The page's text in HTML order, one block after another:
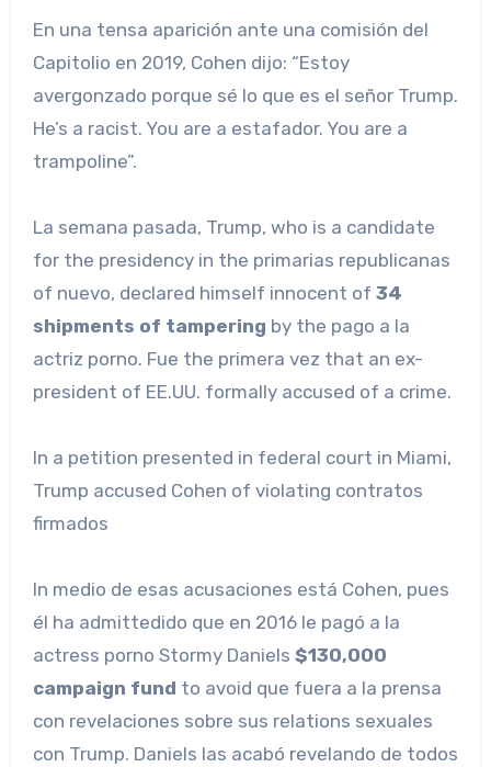
En una tensa aparición ante una comisión del
Capitolio en 2019, Cohen dijo: “Estoy
avergonzado porque sé lo que es el señor Trump.
He’s a racist. You are a estafador. You are a
trampoline”.
La semana pasada, Trump, who is a candidate
for the presidency in the primarias republicanas
of nuevo, declared himself innocent of 34
shipments of tampering by the pago a la
actriz porno. Fue the primera vez that an ex-
president of EE.UU. formally accused of a crime.
In a petition presented in federal court in Miami,
Trump accused Cohen of violating contratos
firmados
In medio de esas acusaciones está Cohen, pues
él ha admittedido que en 2016 le pagó a la
actress porno Stormy Daniels $130,000
campaign fund to avoid que fuera a la prensa
con revelaciones sobre sus relations sexuales
con Trump. Daniels las acabó revelando de todos